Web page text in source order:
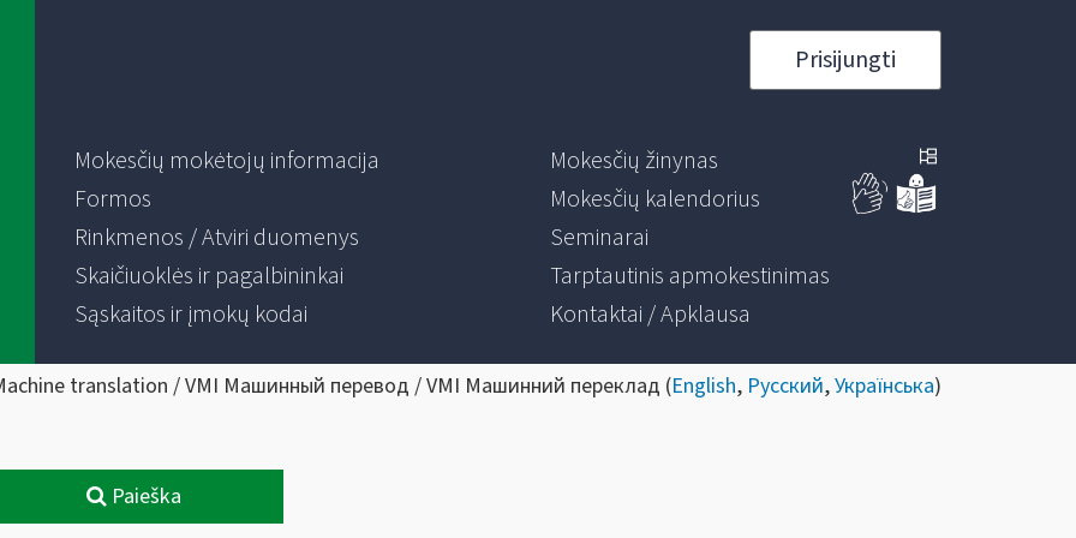
Prisijungti
Mokesčių mokėtojų informacija
Formos
Rinkmenos / Atviri duomenys
Skaičiuoklės ir pagalbininkai
Sąskaitos ir įmokų kodai
Mokesčių žinynas
Mokesčių kalendorius
Seminarai
Tarptautinis apmokestinimas
Kontaktai / Apklausa
translation / VMI Машинный перевод / VMI Машинний переклад (English, Русский,Українська)
Paieška